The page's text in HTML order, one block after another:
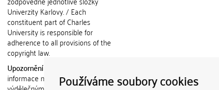
Používáme soubory cookies
Univerzity Karlovy. / Each
constituent part of Charles
University is responsible for
adherence to all provisions of the
copyright law.
Upozornění / Notice:
informace nemohou být použity k